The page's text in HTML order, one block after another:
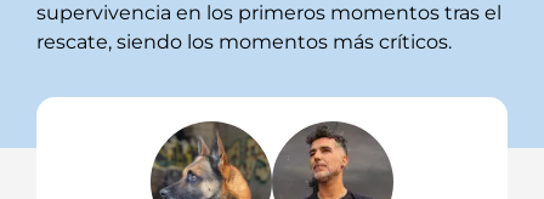
supervivencia en los primeros momentos tras el
rescate, siendo los momentos más críticos.